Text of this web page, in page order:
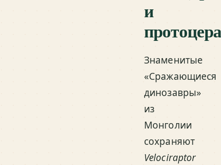
и
Знаменитые
«Сражающиеся
динозавры»
из
Монголии
сохраняют
Velociraptor